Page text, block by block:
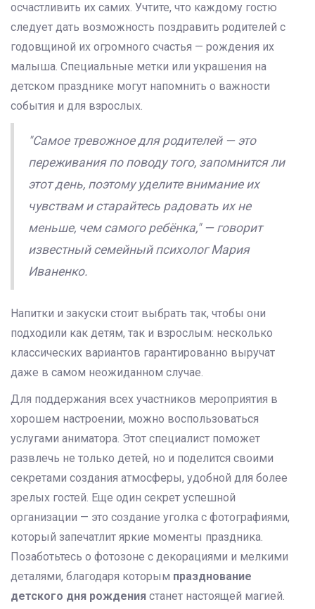
осчастливить их самих. Учтите, что каждому гостю
следует дать возможность поздравить родителей с
годовщиной их огромного счастья — рождения их
малыша. Специальные метки или украшения на
детском празднике могут напомнить о важности
события и для взрослых.
"Самое тревожное для родителей — это
переживания по поводу того, запомнится ли
этот день, поэтому уделите внимание их
чувствам и старайтесь радовать их не
меньше, чем самого ребёнка," — говорит
известный семейный психолог Мария
Иваненко.
Напитки и закуски стоит выбрать так, чтобы они
подходили как детям, так и взрослым: несколько
классических вариантов гарантированно выручат
даже в самом неожиданном случае.
Для поддержания всех участников мероприятия в
хорошем настроении, можно воспользоваться
услугами аниматора. Этот специалист поможет
развлечь не только детей, но и поделится своими
секретами создания атмосферы, удобной для более
зрелых гостей. Еще один секрет успешной
организации — это создание уголка с фотографиями,
который запечатлит яркие моменты праздника.
Позаботьтесь о фотозоне с декорациями и мелкими
деталями, благодаря которым празднование
детского дня рождения станет настоящей магией.